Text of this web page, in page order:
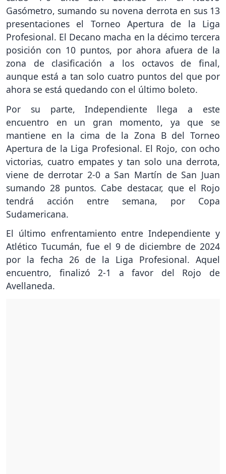
Gasómetro, sumando su novena derrota en sus 13
presentaciones el Torneo Apertura de la Liga
Profesional. El Decano macha en la décimo tercera
posición con 10 puntos, por ahora afuera de la
zona de clasificación a los octavos de final,
aunque está a tan solo cuatro puntos del que por
ahora se está quedando con el último boleto.
Por su parte, Independiente llega a este
encuentro en un gran momento, ya que se
mantiene en la cima de la Zona B del Torneo
Apertura de la Liga Profesional. El Rojo, con ocho
victorias, cuatro empates y tan solo una derrota,
viene de derrotar 2-0 a San Martín de San Juan
sumando 28 puntos. Cabe destacar, que el Rojo
tendrá acción entre semana, por Copa
Sudamericana.
El último enfrentamiento entre Independiente y
Atlético Tucumán, fue el 9 de diciembre de 2024
por la fecha 26 de la Liga Profesional. Aquel
encuentro, finalizó 2-1 a favor del Rojo de
Avellaneda.